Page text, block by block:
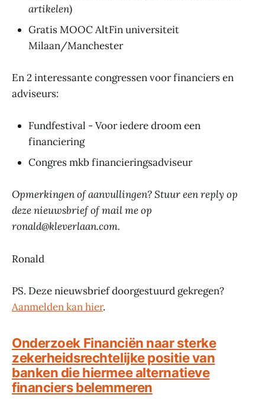
artikelen)
Gratis MOOC AltFin universiteit
Milaan/Manchester
En 2 interessante congressen voor financiers en
adviseurs:
Fundfestival - Voor iedere droom een
financiering
Congres mkb financieringsadviseur
Opmerkingen of aanvullingen? Stuur een reply op
deze nieuwsbrief of mail me op
ronald@kleverlaan.com.
Ronald
PS. Deze nieuwsbrief doorgestuurd gekregen?
Aanmelden kan hier.
Onderzoek Financiën naar sterke
zekerheidsrechtelijke positie van
banken die hiermee alternatieve
financiers belemmeren